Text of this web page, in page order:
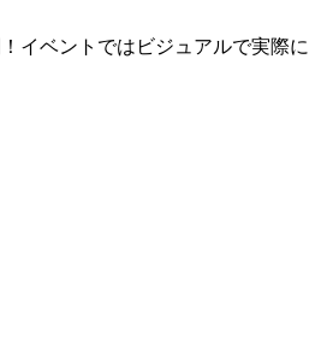
イベントではビジュアルで実際に